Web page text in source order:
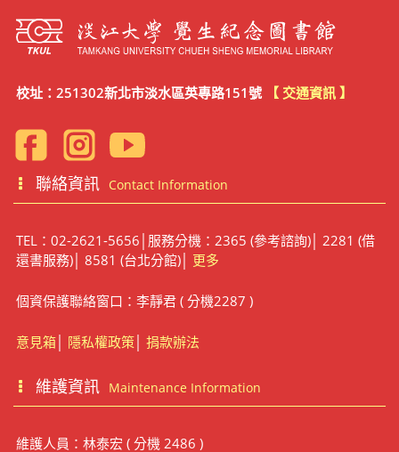
校址：251302新北市淡水區英專路151號 【 交通資訊 】
聯絡資訊 Contact Information
TEL：02-2621-5656│服務分機：2365 (參考諮詢)│ 2281 (借
還書服務)│ 8581 (台北分館)│ 更多
個資保護聯絡窗口：李靜君 ( 分機2287 )
意見箱│ 隱私權政策│ 捐款辦法
維護資訊 Maintenance Information
維護人員：林泰宏 ( 分機 2486 )